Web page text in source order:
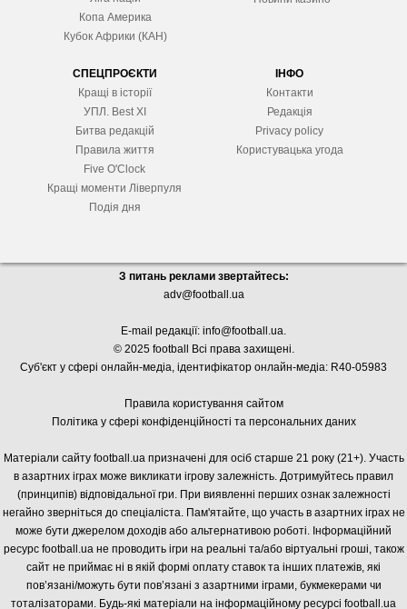
Копа Америка
Кубок Африки (КАН)
СПЕЦПРОЄКТИ
Кращі в історії
УПЛ. Best XІ
Битва редакцій
Правила життя
Five O'Clock
Кращі моменти Ліверпуля
Подія дня
ІНФО
Контакти
Редакція
Privacy policy
Користувацька угода
З питань реклами звертайтесь:
adv@football.ua
E-mail редакції: info@football.ua.
© 2025 football Всі права захищені.
Суб'єкт у сфері онлайн-медіа, ідентифікатор онлайн-медіа: R40-05983
Правила користування сайтом
Політика у сфері конфіденційності та персональних даних
Матеріали сайту football.ua призначені для осіб старше 21 року (21+). Участь
в азартних іграх може викликати ігрову залежність. Дотримуйтесь правил
(принципів) відповідальної гри. При виявленні перших ознак залежності
негайно зверніться до спеціаліста. Пам'ятайте, що участь в азартних іграх не
може бути джерелом доходів або альтернативою роботі. Інформаційний
ресурс football.ua не проводить ігри на реальні та/або віртуальні гроші, також
сайт не приймає ні в якій формі оплату ставок та інших платежів, які
пов’язані/можуть бути пов’язані з азартними іграми, букмекерами чи
тоталізаторами. Будь-які матеріали на інформаційному ресурсі football.ua